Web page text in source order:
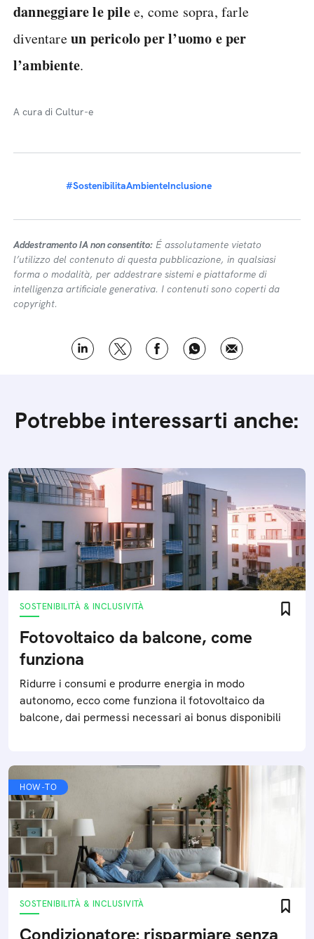
danneggiare le pilee, come sopra, farle
diventareun pericolo per l’uomo e per
l’ambiente.
A cura di Cultur-e
#SostenibilitaAmbienteInclusione
Addestramento IA non consentito: É assolutamente vietato
l’utilizzo del contenuto di questa pubblicazione, in qualsiasi
forma o modalità, per addestrare sistemi e piattaforme di
intelligenza artificiale generativa. I contenuti sono coperti da
copyright.
Potrebbe interessarti anche:
SOSTENIBILITÀ & INCLUSIVITÀ
Fotovoltaico da balcone, come
funziona
Ridurre i consumi e produrre energia in modo
autonomo, ecco come funziona il fotovoltaico da
balcone, dai permessi necessari ai bonus disponibili
HOW-TO
SOSTENIBILITÀ & INCLUSIVITÀ
Condizionatore: risparmiare senza